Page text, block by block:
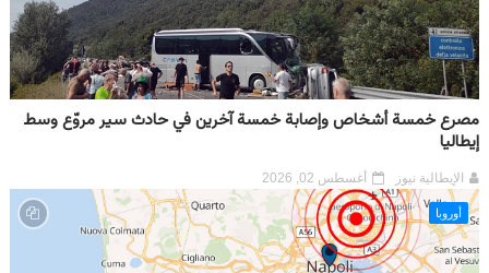
مصرع خمسة أشخاص وإصابة خمسة آخرين في حادث سير مروّع وسط
إيطاليا
الإيطالية نيوز أغسطس 02, 2026
أوروبا